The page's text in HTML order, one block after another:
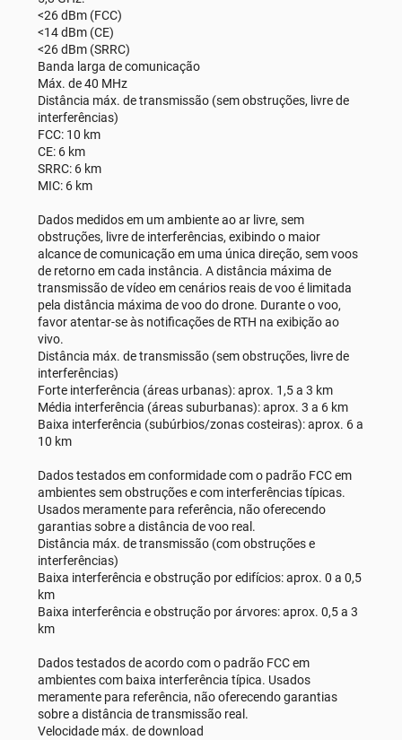
<26 dBm (FCC)
<14 dBm (CE)
<26 dBm (SRRC)
Banda larga de comunicação
Máx. de 40 MHz
Distância máx. de transmissão (sem obstruções, livre de
interferências)
FCC: 10 km
CE: 6 km
SRRC: 6 km
MIC: 6 km
Dados medidos em um ambiente ao ar livre, sem
obstruções, livre de interferências, exibindo o maior
alcance de comunicação em uma única direção, sem voos
de retorno em cada instância. A distância máxima de
transmissão de vídeo em cenários reais de voo é limitada
pela distância máxima de voo do drone. Durante o voo,
favor atentar-se às notificações de RTH na exibição ao
vivo.
Distância máx. de transmissão (sem obstruções, livre de
interferências)
Forte interferência (áreas urbanas): aprox. 1,5 a 3 km
Média interferência (áreas suburbanas): aprox. 3 a 6 km
Baixa interferência (subúrbios/zonas costeiras): aprox. 6 a
10 km
Dados testados em conformidade com o padrão FCC em
ambientes sem obstruções e com interferências típicas.
Usados meramente para referência, não oferecendo
garantias sobre a distância de voo real.
Distância máx. de transmissão (com obstruções e
interferências)
Baixa interferência e obstrução por edifícios: aprox. 0 a 0,5
km
Baixa interferência e obstrução por árvores: aprox. 0,5 a 3
km
Dados testados de acordo com o padrão FCC em
ambientes com baixa interferência típica. Usados
meramente para referência, não oferecendo garantias
sobre a distância de transmissão real.
Velocidade máx. de download